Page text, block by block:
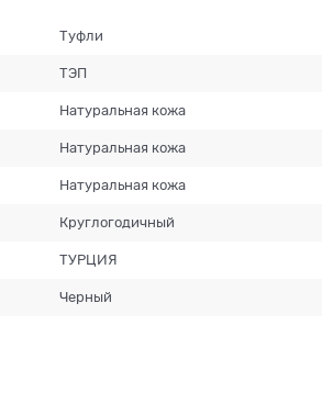
Туфли
ТЭП
Натуральная кожа
Натуральная кожа
Натуральная кожа
Круглогодичный
ТУРЦИЯ
Черный